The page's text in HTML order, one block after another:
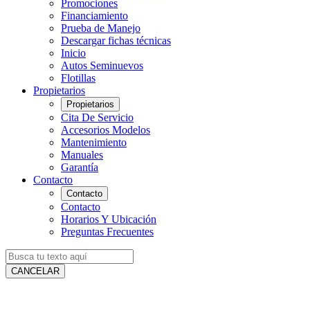
Promociones
Financiamiento
Prueba de Manejo
Descargar fichas técnicas
Inicio
Autos Seminuevos
Flotillas
Propietarios
Propietarios
Cita De Servicio
Accesorios Modelos
Mantenimiento
Manuales
Garantía
Contacto
Contacto
Contacto
Horarios Y Ubicación
Preguntas Frecuentes
CANCELAR